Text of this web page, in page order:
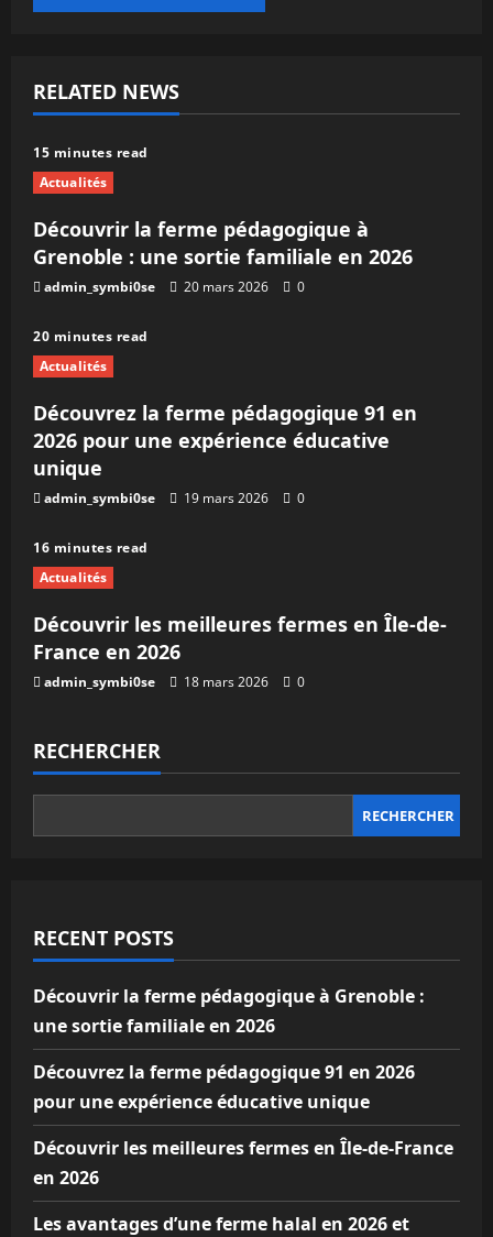
RELATED NEWS
15 minutes read
Actualités
Découvrir la ferme pédagogique à
Grenoble : une sortie familiale en 2026
admin_symbi0se 20 mars 2026 0
20 minutes read
Actualités
Découvrez la ferme pédagogique 91 en
2026 pour une expérience éducative
unique
admin_symbi0se 19 mars 2026 0
16 minutes read
Actualités
Découvrir les meilleures fermes en Île-de-
France en 2026
admin_symbi0se 18 mars 2026 0
RECHERCHER
RECHERCHER
RECENT POSTS
Découvrir la ferme pédagogique à Grenoble :
une sortie familiale en 2026
Découvrez la ferme pédagogique 91 en 2026
pour une expérience éducative unique
Découvrir les meilleures fermes en Île-de-France
en 2026
Les avantages d’une ferme halal en 2026 et